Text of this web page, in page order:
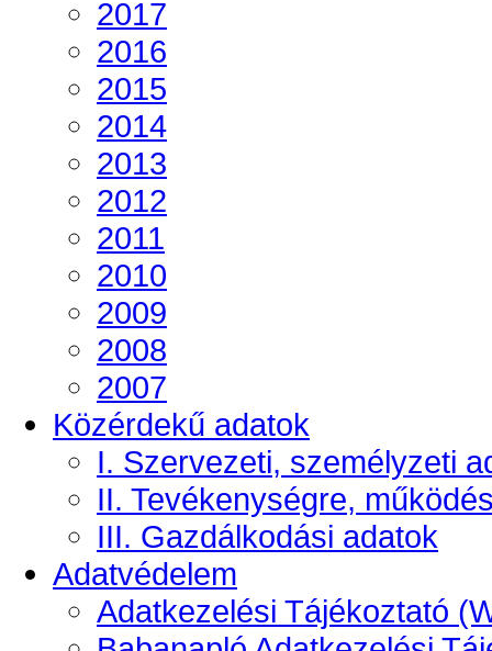
2017
2016
2015
2014
2013
2012
2011
2010
2009
2008
2007
Közérdekű adatok
I. Szervezeti, személyzeti
II. Tevékenységre,
III. Gazdálkodási adatok
Adatvédelem
Adatkezelési Tájékoztató